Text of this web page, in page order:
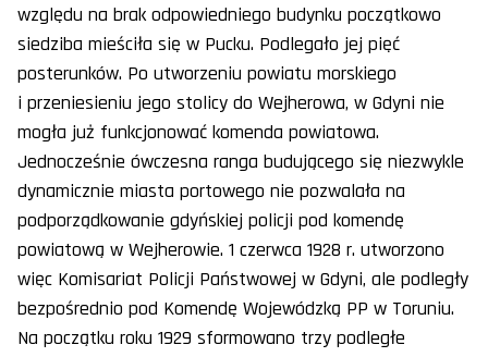
względu na brak odpowiedniego budynku początkowo
siedziba mieściła się w Pucku. Podlegało jej pięć
posterunków. Po utworzeniu powiatu morskiego
i przeniesieniu jego stolicy do Wejherowa, w Gdyni nie
mogła już funkcjonować komenda powiatowa.
Jednocześnie ówczesna ranga budującego się niezwykle
dynamicznie miasta portowego nie pozwalała na
podporządkowanie gdyńskiej policji pod komendę
powiatową w Wejherowie. 1 czerwca 1928 r. utworzono
więc Komisariat Policji Państwowej w Gdyni, ale podległy
bezpośrednio pod Komendę Wojewódzką PP w Toruniu.
Na początku roku 1929 sformowano trzy podległe